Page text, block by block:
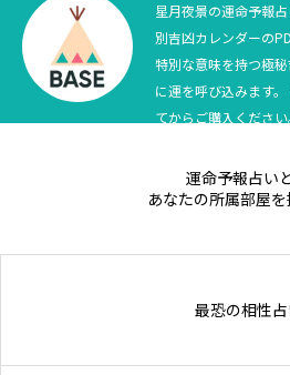
テニス四大大会・五輪
テニス四大大会・五輪
星月夜景の運命予報
別吉凶カレンダーの
特別な意味を持つ極
に運を呼び込みます
てからご購入ください
運命予報占い
あなたの所属部屋を
最恐の相性